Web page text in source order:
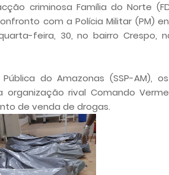
criminosa Família do Norte
com a Polícia Militar (PM)
feira, 30, no bairro Crespo,
do Amazonas (SSP-AM),
rival Comando
de venda de drogas.